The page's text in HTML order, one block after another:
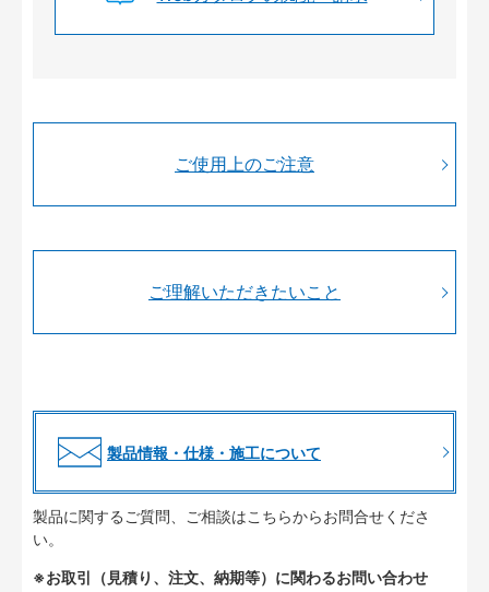
ご使用上のご注意
ご理解いただきたいこと
製品情報・仕様・施工について
製品に関するご質問、ご相談はこちらからお問合せくださ
い。
※お取引（見積り、注文、納期等）に関わるお問い合わせ